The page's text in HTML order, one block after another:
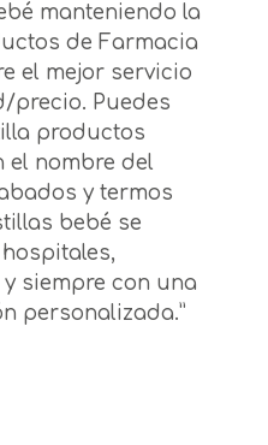
manteniendo la
de Farmacia
el mejor servicio
precio. Puedes
productos
el nombre del
y termos
bebé se
siempre con una
personalizada.”